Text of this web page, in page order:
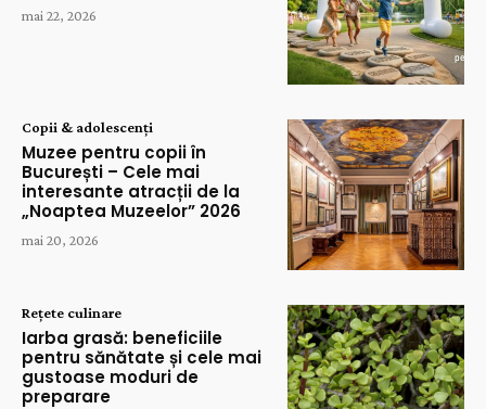
mai 22, 2026
Copii & adolescenți
Muzee pentru copii în
București – Cele mai
interesante atracții de la
„Noaptea Muzeelor” 2026
mai 20, 2026
Rețete culinare
Iarba grasă: beneficiile
pentru sănătate și cele mai
gustoase moduri de
preparare